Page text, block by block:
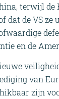
terwijl de
dat de VS
en de
van
zijn